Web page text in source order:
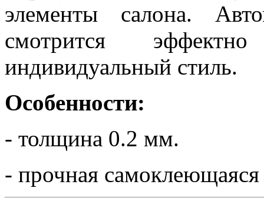
элементы салона.
смотрится
индивидуальный стиль.
Особенности:
- толщина 0.2 мм.
- прочная самоклеющаяся